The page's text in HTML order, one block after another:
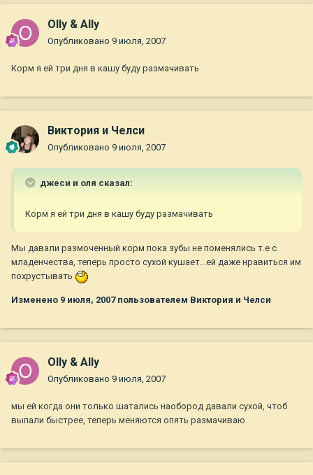
Olly & Ally
Опубликовано 9 июля, 2007
Корм я ей три дня в кашу буду размачивать
Виктория и Челси
Опубликовано 9 июля, 2007
джеси и оля сказал:
Корм я ей три дня в кашу буду размачивать
Мы давали размоченный корм пока зубы не поменялись т.е с
младенчества, теперь просто сухой кушает...ей даже нравиться им
похрустывать
Изменено 9 июля, 2007пользователем Виктория и Челси
Olly & Ally
Опубликовано 9 июля, 2007
мы ей когда они только шатались наобород давали сухой, чтоб
выпали быстрее, теперь меняются опять размачиваю